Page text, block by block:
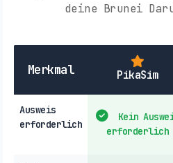
deine Brunei
Merkmal PikaSim
Ausweis
erforderlich
Kein
erforderlich